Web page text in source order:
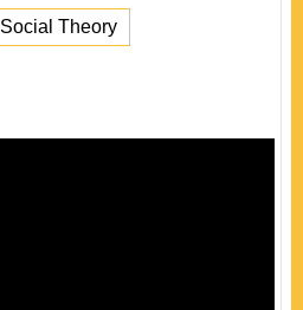
Social Theory